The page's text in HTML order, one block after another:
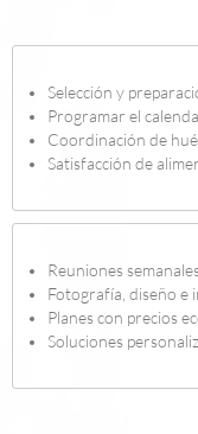
Selección y
Programar el
Coordinación de
Satisfacción de
Reuniones
Fotografía, diseño e
Planes con precios
Soluciones